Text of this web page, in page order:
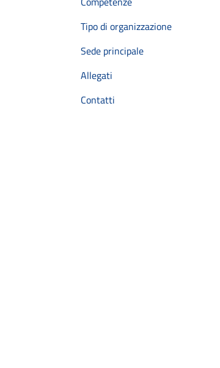
Tipo di organizzazione
Sede principale
Allegati
Contatti